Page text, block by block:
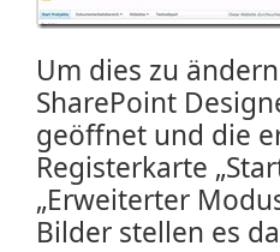
Um dies zu
SharePoint
geöffnet und die
Registerkarte
„Erweiterter
Bilder stellen es